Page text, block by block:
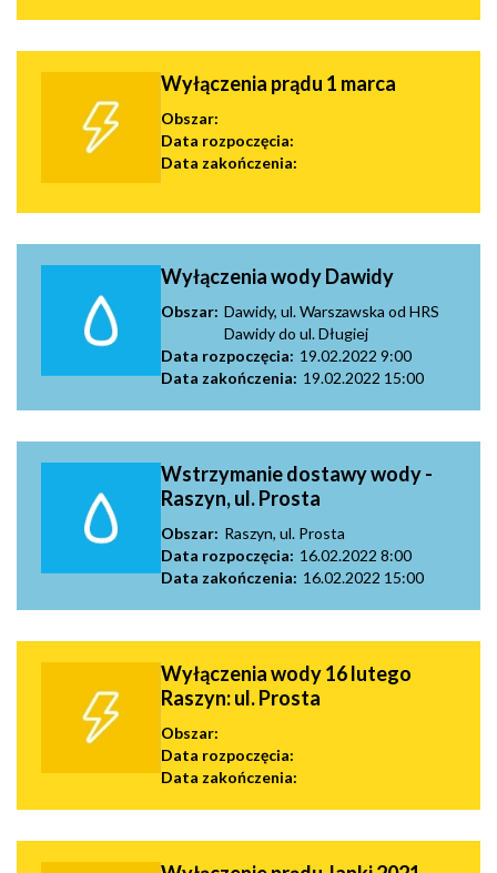
Wyłączenia prądu 1 marca
Obszar:
Data rozpoczęcia:
Data zakończenia:
Wyłączenia wody Dawidy
Obszar: Dawidy, ul. Warszawska od HRS
Dawidy do ul. Długiej
Data rozpoczęcia: 19.02.2022 9:00
Data zakończenia: 19.02.2022 15:00
Wstrzymanie dostawy wody -
Raszyn, ul. Prosta
Obszar: Raszyn, ul. Prosta
Data rozpoczęcia: 16.02.2022 8:00
Data zakończenia: 16.02.2022 15:00
Wyłączenia wody 16 lutego
Raszyn: ul. Prosta
Obszar:
Data rozpoczęcia:
Data zakończenia: